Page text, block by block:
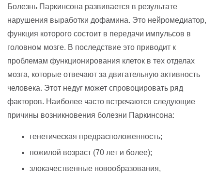
Болезнь Паркинсона развивается в результате
нарушения выработки дофамина. Это нейромедиатор,
функция которого состоит в передачи импульсов в
головном мозге. В последствие это приводит к
проблемам функционирования клеток в тех отделах
мозга, которые отвечают за двигательную активность
человека. Этот недуг может спровоцировать ряд
факторов. Наиболее часто встречаются следующие
причины возникновения болезни Паркинсона:
генетическая предрасположенность;
пожилой возраст (70 лет и более);
злокачественные новообразования,